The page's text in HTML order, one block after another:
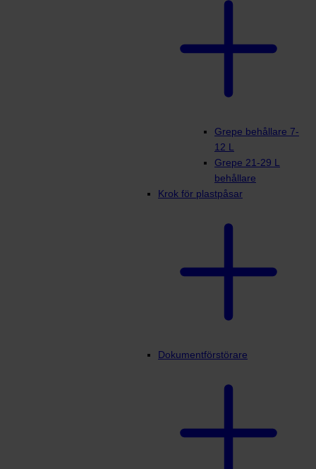
Grepe behållare 7-
12 L
Grepe 21-29 L
behållare
Krok för plastpåsar
Dokumentförstörare